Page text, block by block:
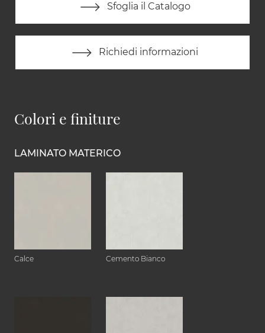
Sfoglia il Catalogo
Richiedi informazioni
Colori e finiture
LAMINATO MATERICO
Calce Cemento Bianco